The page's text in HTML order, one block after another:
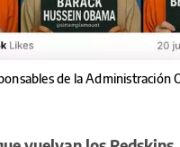
de la Administración